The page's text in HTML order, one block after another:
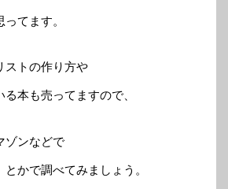
てます。
ストの作り方や
本も売ってますので、
ゾンなどで
とかで調べてみましょう。